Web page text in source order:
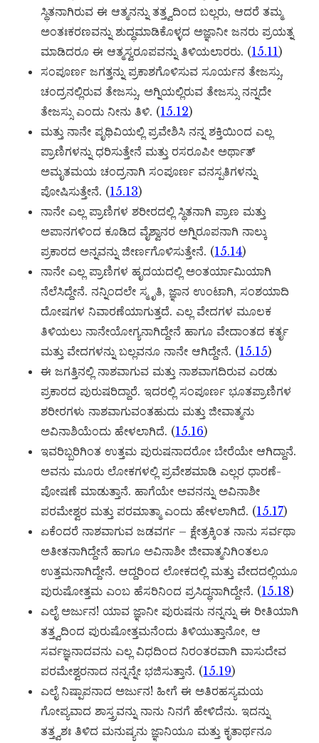
ಸ್ಥಿತನಾಗಿರುವ ಈ ಆತ್ಮನನ್ನು ತತ್ತ್ವದಿಂದ ಬಲ್ಲರು, ಆದರೆ ತಮ್ಮ
ಅಂತಃಕರಣವನ್ನು ಶುದ್ಧಮಾಡಿಕೊಳ್ಳದ ಅಜ್ಞಾನೀ ಜನರು ಪ್ರಯತ್ನ
ಮಾಡಿದರೂ ಈ ಆತ್ಮಸ್ವರೂಪವನ್ನು ತಿಳಿಯಲಾರರು. (15.11)
ಸಂಪೂರ್ಣ ಜಗತ್ತನ್ನು ಪ್ರಕಾಶಗೊಳಿಸುವ ಸೂರ್ಯನ ತೇಜಸ್ಸು,
ಚಂದ್ರನಲ್ಲಿರುವ ತೇಜಸ್ಸು, ಅಗ್ನಿಯಲ್ಲಿರುವ ತೇಜಸ್ಸು ನನ್ನದೇ
ತೇಜಸ್ಸು ಎಂದು ನೀನು ತಿಳಿ. (15.12)
ಮತ್ತು ನಾನೇ ಪೃಥಿವಿಯಲ್ಲಿ ಪ್ರವೇಶಿಸಿ ನನ್ನ ಶಕ್ತಿಯಿಂದ ಎಲ್ಲ
ಪ್ರಾಣಿಗಳನ್ನು ಧರಿಸುತ್ತೇನೆ ಮತ್ತು ರಸರೂಪೀ ಅರ್ಥಾತ್
ಅಮೃತಮಯ ಚಂದ್ರನಾಗಿ ಸಂಪೂರ್ಣ ವನಸ್ಪತಿಗಳನ್ನು
ಪೋಷಿಸುತ್ತೇನೆ. (15.13)
ನಾನೇ ಎಲ್ಲ ಪ್ರಾಣಿಗಳ ಶರೀರದಲ್ಲಿ ಸ್ಥಿತನಾಗಿ ಪ್ರಾಣ ಮತ್ತು
ಅಪಾನಗಳಿಂದ ಕೂಡಿದ ವೈಶ್ವಾನರ ಅಗ್ನಿರೂಪನಾಗಿ ನಾಲ್ಕು
ಪ್ರಕಾರದ ಅನ್ನವನ್ನು ಜೀರ್ಣಗೊಳಿಸುತ್ತೇನೆ. (15.14)
ನಾನೇ ಎಲ್ಲ ಪ್ರಾಣಿಗಳ ಹೃದಯದಲ್ಲಿ ಅಂತರ್ಯಾಮಿಯಾಗಿ
ನೆಲೆಸಿದ್ದೇನೆ. ನನ್ನಿಂದಲೇ ಸ್ಮೃತಿ, ಜ್ಞಾನ ಉಂಟಾಗಿ, ಸಂಶಯಾದಿ
ದೋಷಗಳ ನಿವಾರಣೆಯಾಗುತ್ತದೆ. ಎಲ್ಲ ವೇದಗಳ ಮೂಲಕ
ತಿಳಿಯಲು ನಾನೇಯೋಗ್ಯನಾಗಿದ್ದೇನೆ ಹಾಗೂ ವೇದಾಂತದ ಕರ್ತೃ
ಮತ್ತು ವೇದಗಳನ್ನು ಬಲ್ಲವನೂ ನಾನೇ ಆಗಿದ್ದೇನೆ. (15.15)
ಈ ಜಗತ್ತಿನಲ್ಲಿ ನಾಶವಾಗುವ ಮತ್ತು ನಾಶವಾಗದಿರುವ ಎರಡು
ಪ್ರಕಾರದ ಪುರುಷರಿದ್ದಾರೆ. ಇದರಲ್ಲಿ ಸಂಪೂರ್ಣ ಭೂತಪ್ರಾಣಿಗಳ
ಶರೀರಗಳು ನಾಶವಾಗುವಂತಹುದು ಮತ್ತು ಜೀವಾತ್ಮನು
ಅವಿನಾಶಿಯೆಂದು ಹೇಳಲಾಗಿದೆ. (15.16)
ಇವರಿಬ್ಬರಿಗಿಂತ ಉತ್ತಮ ಪುರುಷನಾದರೋ ಬೇರೆಯೇ ಆಗಿದ್ದಾನೆ.
ಅವನು ಮೂರು ಲೋಕಗಳಲ್ಲಿ ಪ್ರವೇಶಮಾಡಿ ಎಲ್ಲರ ಧಾರಣೆ-
ಪೋಷಣೆ ಮಾಡುತ್ತಾನೆ. ಹಾಗೆಯೇ ಅವನನ್ನು ಅವಿನಾಶೀ
ಪರಮೇಶ್ವರ ಮತ್ತು ಪರಮಾತ್ಮಾ ಎಂದು ಹೇಳಲಾಗಿದೆ. (15.17)
ಏಕೆಂದರೆ ನಾಶವಾಗುವ ಜಡವರ್ಗ – ಕ್ಷೇತ್ರಕ್ಕಿಂತ ನಾನು ಸರ್ವಥಾ
ಅತೀತನಾಗಿದ್ದೇನೆ ಹಾಗೂ ಅವಿನಾಶೀ ಜೀವಾತ್ಮನಿಗಿಂತಲೂ
ಉತ್ತಮನಾಗಿದ್ದೇನೆ. ಆದ್ದರಿಂದ ಲೋಕದಲ್ಲಿ ಮತ್ತು ವೇದದಲ್ಲಿಯೂ
ಪುರುಷೋತ್ತಮ ಎಂಬ ಹೆಸರಿನಿಂದ ಪ್ರಸಿದ್ಧನಾಗಿದ್ದೇನೆ. (15.18)
ಎಲೈ ಅರ್ಜುನ! ಯಾವ ಜ್ಞಾನೀ ಪುರುಷನು ನನ್ನನ್ನು ಈ ರೀತಿಯಾಗಿ
ತತ್ತ್ವದಿಂದ ಪುರುಷೋತ್ತಮನೆಂದು ತಿಳಿಯುತ್ತಾನೋ, ಆ
ಸರ್ವಜ್ಞನಾದವನು ಎಲ್ಲ ವಿಧದಿಂದ ನಿರಂತರವಾಗಿ ವಾಸುದೇವ
ಪರಮೇಶ್ವರನಾದ ನನ್ನನ್ನೇ ಭಜಿಸುತ್ತಾನೆ. (15.19)
ಎಲೈ ನಿಷ್ಪಾಪನಾದ ಅರ್ಜುನ! ಹೀಗೆ ಈ ಅತಿರಹಸ್ಯಮಯ
ಗೋಪ್ಯವಾದ ಶಾಸ್ತ್ರವನ್ನು ನಾನು ನಿನಗೆ ಹೇಳಿದೆನು. ಇದನ್ನು
ತತ್ತ್ವಶಃ ತಿಳಿದ ಮನುಷ್ಯನು ಜ್ಞಾನಿಯೂ ಮತ್ತು ಕೃತಾರ್ಥನೂ